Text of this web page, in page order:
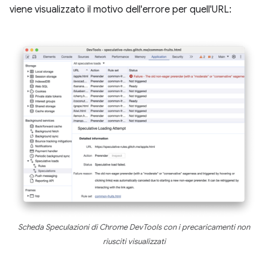
viene visualizzato il motivo dell'errore per quell'URL:
Scheda Speculazioni di Chrome DevTools con i precaricamenti non
riusciti visualizzati